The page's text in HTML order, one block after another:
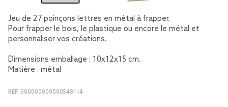
Jeu de 27 poinçons lettres en métal à frapper.
Pour frapper le bois, le plastique ou encore le métal et
personnaliser vos créations.
Dimensions emballage : 10x12x15 cm.
Matière : métal
REF. 000000000000548114